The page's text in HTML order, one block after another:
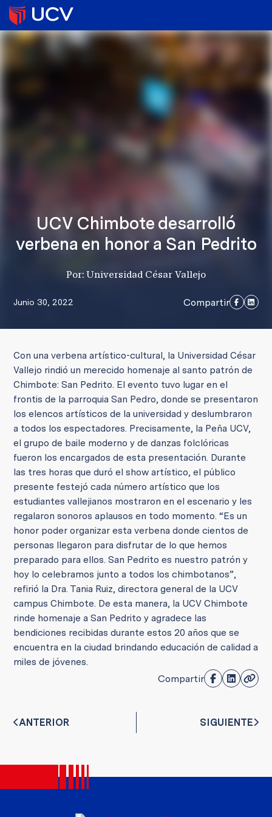
UCV Chimbote desarrolló
verbena en honor a San Pedrito
Por: Universidad César Vallejo
Junio 30, 2022 Compartir
Con una verbena artístico-cultural, la Universidad César
Vallejo rindió un merecido homenaje al santo patrón de
Chimbote: San Pedrito. El evento tuvo lugar en el
frontis de la parroquia San Pedro, donde se presentaron
los elencos artísticos de la universidad y deslumbraron
a todos los espectadores. Precisamente, la Peña UCV,
el grupo de baile moderno y de danzas folclóricas
fueron los encargados de esta presentación. Durante
las tres horas que duró el show artístico, el público
presente festejó cada número artístico que los
estudiantes vallejianos mostraron en el escenario y les
regalaron sonoros aplausos en todo momento.“Es un
honor poder organizar esta verbena donde cientos de
personas llegaron para disfrutar de lo que hemos
preparado para ellos. San Pedrito es nuestro patrón y
hoy lo celebramos junto a todos los chimbotanos”,
refirió la Dra. Tania Ruiz, directora general de la UCV
campus Chimbote. De esta manera, la UCV Chimbote
rinde homenaje a San Pedrito y agradece las
bendiciones recibidas durante estos 20 años que se
encuentra en la ciudad brindando educación de calidad a
miles de jóvenes.
Compartir
ANTERIOR SIGUIENTE